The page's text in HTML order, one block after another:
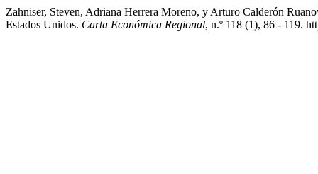
Zahniser, Steven, Adriana Herrera Moreno, y Arturo Calderón
Estados Unidos. Carta Económica Regional, n.º 118 (1), 86 - 119.